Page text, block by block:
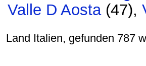
Valle D Aosta(47),
Land Italien, gefunden 787